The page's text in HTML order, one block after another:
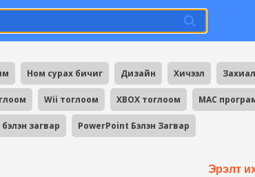
Ном сурах бичиг Дизайн Хичээл
Wii тоглоом XBOX тоглоом MAC
загвар PowerPoint Бэлэн Загвар
Эрэлт